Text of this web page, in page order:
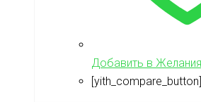
Добавить в Желания
[yith_compare_button]